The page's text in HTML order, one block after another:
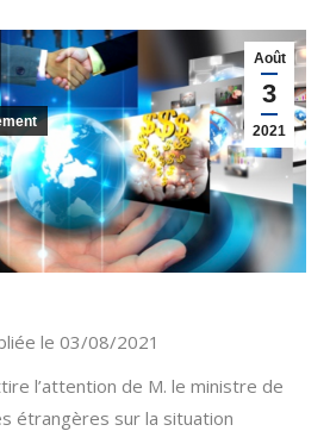
Août
3
2021
le 03/08/2021
l’attention de M. le ministre de
étrangères sur la situation